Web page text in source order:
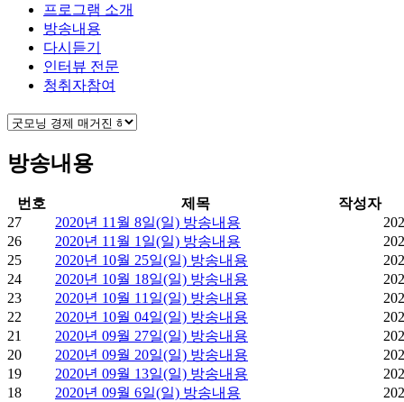
프로그램 소개
방송내용
다시듣기
인터뷰 전문
청취자참여
방송내용
번호 제목
작성자
27
2020년 11월 8일(일) 방송내용
26
2020년 11월 1일(일) 방송내용
25
2020년 10월 25일(일) 방송내용
24
2020년 10월 18일(일) 방송내용
23
2020년 10월 11일(일) 방송내용
22
2020년 10월 04일(일) 방송내용
21
2020년 09월 27일(일) 방송내용
20
2020년 09월 20일(일) 방송내용
19
2020년 09월 13일(일) 방송내용
18
2020년 09월 6일(일) 방송내용